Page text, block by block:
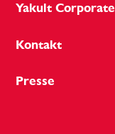
Yakult Corporate
Kontakt
Presse